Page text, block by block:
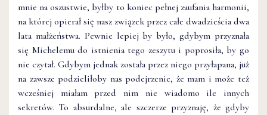
mnie na oszustwie, byłby to koniec pełnej zaufania harmonii,
na której opierał się nasz związek przez całe dwadzieścia dwa
lata małżeństwa. Pewnie lepiej by było, gdybym przyznała
się Michelemu do istnienia tego zeszytu i poprosiła, by go
nie czytał. Gdybym jednak została przez niego przyłapana, już
na zawsze podzieliłoby nas podejrzenie, że mam i może też
wcześniej miałam przed nim nie wiadomo ile innych
sekretów. To absurdalne, ale szczerze przyznaję, że gdyby